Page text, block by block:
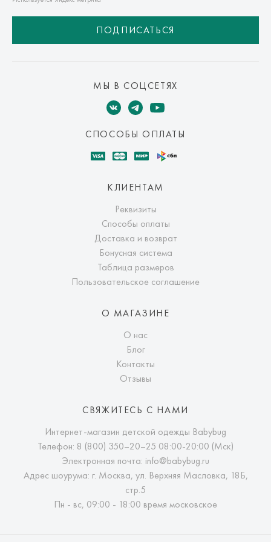
ПОДПИСАТЬСЯ
МЫ В СОЦСЕТЯХ
СПОСОБЫ ОПЛАТЫ
КЛИЕНТАМ
Реквизиты
Способы оплаты
Доставка и возврат
Бонусная система
Таблица размеров
Пользовательское соглашение
О МАГАЗИНЕ
О нас
Блог
Контакты
Отзывы
СВЯЖИТЕСЬ С НАМИ
Интернет-магазин детской одежды Babybug
Телефон: 8 (800) 350–20–25 08:00-20:00 (Мск)
Электронная почта: info@babybug.ru
Адрес шоурума: г. Москва, ул. Верхняя Масловка, 18Б,
стр.5
Пн - вс, 09:00 - 18:00 время московское